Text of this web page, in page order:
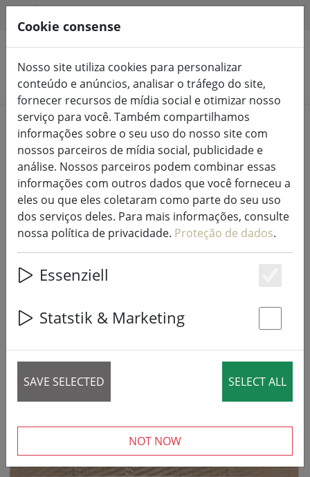
Pesquisar produtos
Home %Venda
Individual de mesa Zone Confetti
com círculos latte 30 x 40cm
Cookie consense
Nosso site utiliza cookies para personalizar
conteúdo e anúncios, analisar o tráfego do site,
fornecer recursos de mídia social e otimizar nosso
serviço para você. Também compartilhamos
informações sobre o seu uso do nosso site com
nossos parceiros de mídia social, publicidade e
análise. Nossos parceiros podem combinar essas
informações com outros dados que você forneceu a
eles ou que eles coletaram como parte do seu uso
dos serviços deles. Para mais informações, consulte
nossa política de privacidade. Proteção de dados.
Essenziell
Statstik & Marketing
SAVE SELECTED SELECT ALL
NOT NOW